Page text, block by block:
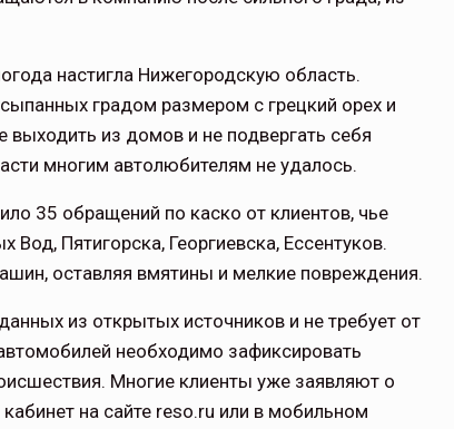
настигла Нижегородскую область.
градом размером с грецкий орех и
выходить из домов и не подвергать себя
многим автолюбителям не удалось.
35 обращений по каско от клиентов, чье
Пятигорска, Георгиевска, Ессентуков.
оставляя вмятины и мелкие повреждения.
из открытых источников и не требует от
необходимо зафиксировать
Многие клиенты уже заявляют о
на сайте reso.ru или в мобильном